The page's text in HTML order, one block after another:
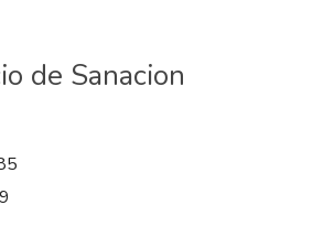
de Sanacion